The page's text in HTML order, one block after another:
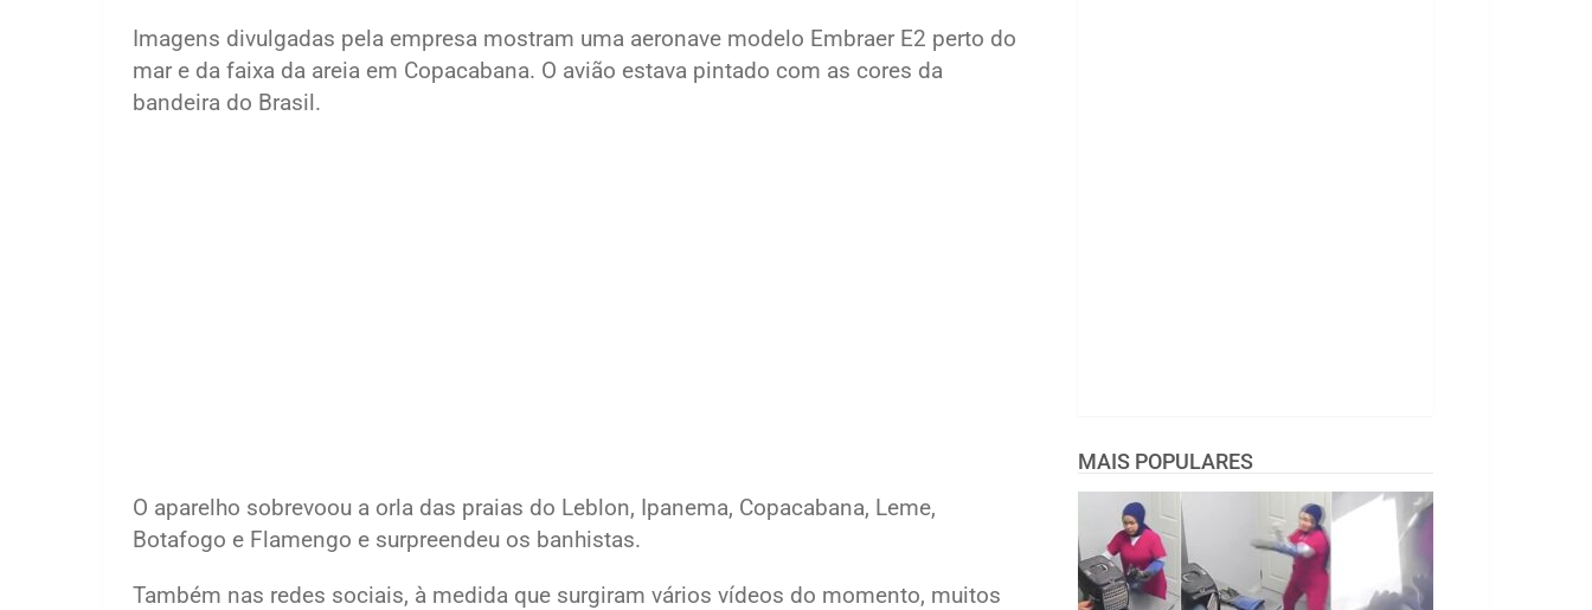
Imagens divulgadas pela empresa mostram uma aeronave modelo Embraer E2 perto do
mar e da faixa da areia em Copacabana. O avião estava pintado com as cores da
bandeira do Brasil.
O aparelho sobrevoou a orla das praias do Leblon, Ipanema, Copacabana, Leme,
Botafogo e Flamengo e surpreendeu os banhistas.
Também nas redes sociais, à medida que surgiram vários vídeos do momento, muitos
MAIS POPULARES